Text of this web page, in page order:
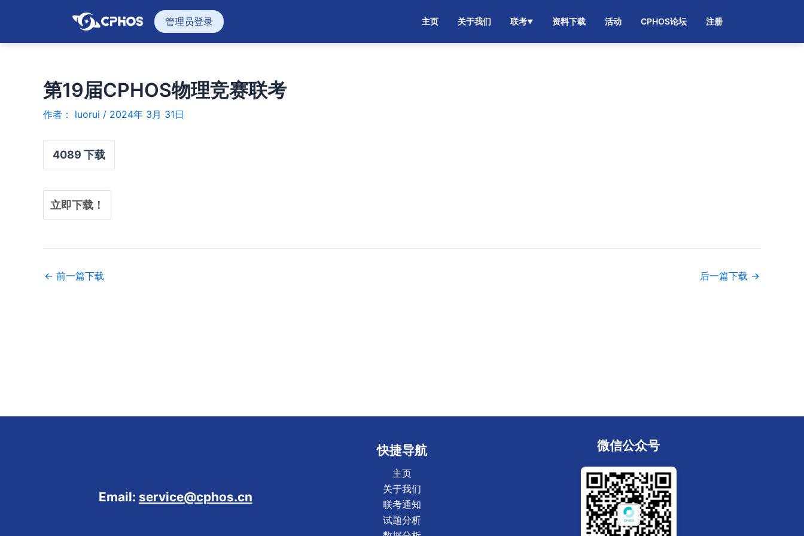
管理员登录 主页 关于我们 联考▼ 资料下载 活动 CPHOS论坛 注册
第19届CPHOS物理竞赛联考
作者： luorui / 2024年 3月 31日
4089 下载
立即下载！
← 前一篇下载 后一篇下载 →
Email: service@cphos.cn
快捷导航
主页
关于我们
联考通知
试题分析
微信公众号